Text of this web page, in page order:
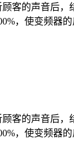
客的声音后
，使变频器
客的声音后
，使变频器